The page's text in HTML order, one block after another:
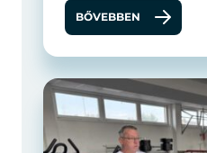
BŐVEBBEN